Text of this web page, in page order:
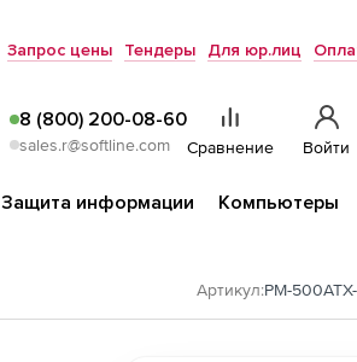
Запрос цены Тендеры Для юр.лиц
8 (800) 200-08-60
sales.r@softline.com Сравнение Войти
Защита информации Компьютеры
Артикул:PM-